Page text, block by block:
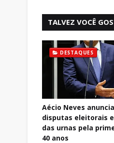
TALVEZ VOCÊ
DESTAQUES
Aécio Neves
disputas eleitorais
das urnas pela
40 anos